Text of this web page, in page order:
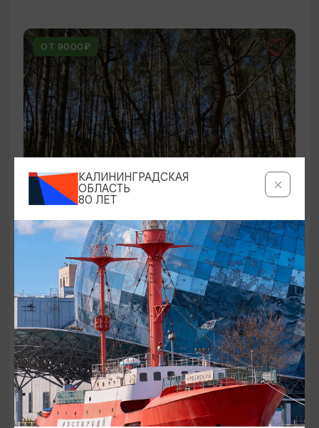
ОТ 9000₽
ЭКСКУРСИИ УЧРЕЖДЕНИЙ КУЛЬТУРЫ
Аудиоспектакль «Истории Куршской
косы»
01.02.2026 - 31.12.2026, 13:00
Куршская коса
ОТ 2500₽
КАЛИНИНГРАДСКАЯ
ОБЛАСТЬ
80 ЛЕТ